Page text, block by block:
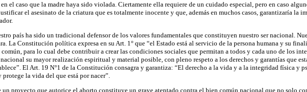
el caso que la madre haya sido violada. Ciertamente ella requiere de un cuidado especial, pero en caso
el asesinato de la criatura que es totalmente inocente y que, además en muchos casos, garantizaría la
país ha sido un tradicional defensor de los valores fundamentales que constituyen nuestro ser nacional.
La Constitución política expresa en su Art. 1° que “el Estado está al servicio de la persona humana y su
para lo cual debe contribuir a crear las condiciones sociales que permitan a todos y cada uno de los
su mayor realización espiritual y material posible, con pleno respeto a los derechos y garantías que
El Art. 19 N°1 de la Constitución consagra y garantiza: “El derecho a la vida y a la integridad física y
protege la vida del que está por nacer”.
un proyecto que autorice el aborto constituye un grave atentado contra el bien común nacional que no solo